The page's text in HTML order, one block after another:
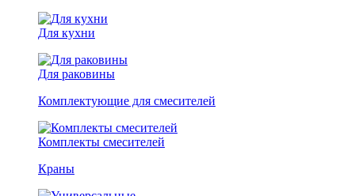
Для кухни
Для раковины
Комплектующие для смесителей
Комплекты смесителей
Краны